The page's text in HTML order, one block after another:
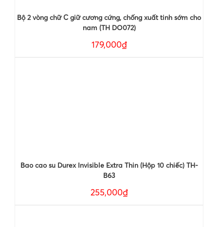
Bộ 2 vòng chữ C giữ cương cứng, chống xuất tinh sớm cho
nam (TH DO072)
179,000₫
Bao cao su Durex Invisible Extra Thin (Hộp 10 chiếc) TH-
B63
255,000₫